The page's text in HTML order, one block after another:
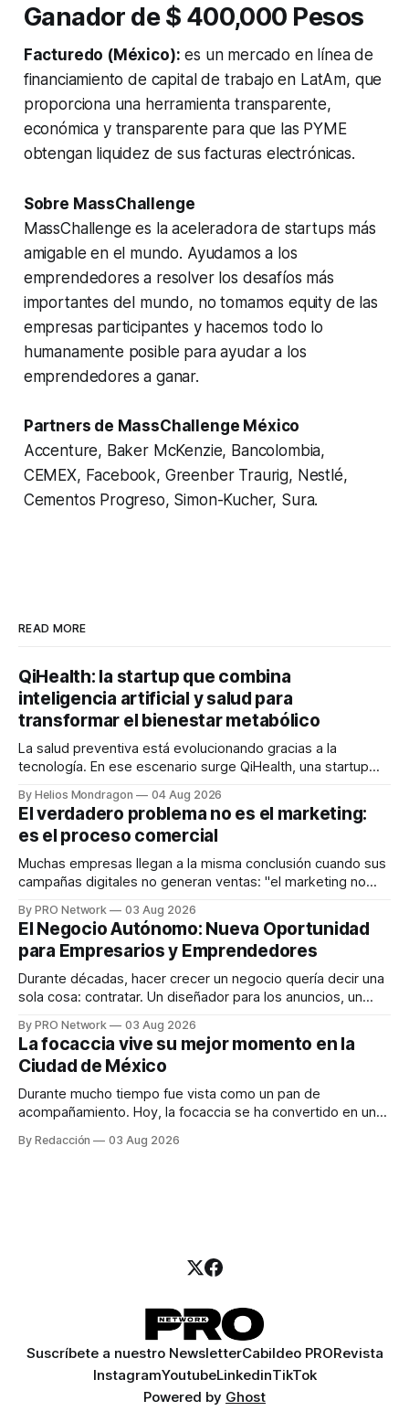
Ganador de $ 400,000 Pesos
Facturedo (México): es un mercado en línea de
financiamiento de capital de trabajo en LatAm, que
proporciona una herramienta transparente,
económica y transparente para que las PYME
obtengan liquidez de sus facturas electrónicas.
Sobre MassChallenge
MassChallenge es la aceleradora de startups más
amigable en el mundo. Ayudamos a los
emprendedores a resolver los desafíos más
importantes del mundo, no tomamos equity de las
empresas participantes y hacemos todo lo
humanamente posible para ayudar a los
emprendedores a ganar.
Partners de MassChallenge México
Accenture, Baker McKenzie, Bancolombia,
CEMEX, Facebook, Greenber Traurig, Nestlé,
Cementos Progreso, Simon-Kucher, Sura.
READ MORE
QiHealth: la startup que combina
inteligencia artificial y salud para
transformar el bienestar metabólico
La salud preventiva está evolucionando gracias a la
tecnología. En ese escenario surge QiHealth, una startup
dispositivos inteligentes, inteligencia artificial y monitoreo
en tiempo real para ayudar a las personas a tomar mejores
decisiones sobre su salud metabólica. Su propuesta busca
responder
By Helios Mondragon 04 Aug 2026
El verdadero problema no es el marketing:
es el proceso comercial
Muchas empresas llegan a la misma conclusión cuando sus
campañas digitales no generan ventas: "el marketing no
INTERIUS, el problema suele estar en otro lugar. Durante
una entrevista para el podcast SER PRO, el especialista en
marketing digital explicó que
By PRO Network 03 Aug 2026
El Negocio Autónomo: Nueva Oportunidad
para Empresarios y Emprendedores
Durante décadas, hacer crecer un negocio quería decir una
sola cosa: contratar. Un diseñador para los anuncios, un
para los textos, alguien que supiera de publicidad digital
para encontrar prospectos, un vendedor para atender
llamadas y mensajes, y —con suerte— una persona
By PRO Network 03 Aug 2026
La focaccia vive su mejor momento en la
Ciudad de México
Durante mucho tiempo fue vista como un pan de
acompañamiento. Hoy, la focaccia se ha convertido en uno
artesanal, ingredientes de calidad y experiencias que
By Redacción 03 Aug 2026
Suscríbete a nuestro NewsletterCabildeo PRORevista
InstagramYoutubeLinkedinTikTok
Powered by Ghost